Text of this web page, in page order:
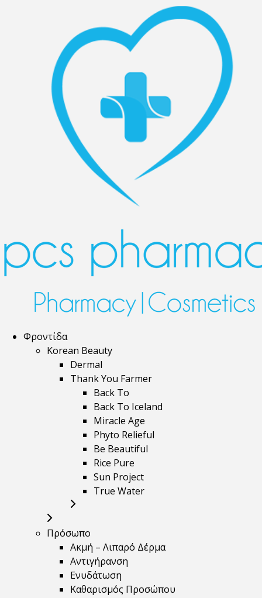
Φροντίδα
Korean Beauty
Dermal
Thank You Farmer
Back To
Back To Iceland
Miracle Age
Phyto Relieful
Be Beautiful
Rice Pure
Sun Project
True Water
Πρόσωπο
Ακμή – Λιπαρό Δέρμα
Αντιγήρανση
Ενυδάτωση
Καθαρισμός Προσώπου